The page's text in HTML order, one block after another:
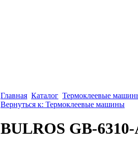
Главная Каталог Термоклеевые
Вернуться к: Термоклеевые машины
BULROS GB-